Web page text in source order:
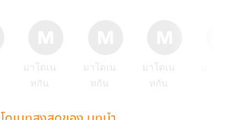
มาโดเน
ทกัน
มาโดเน
ทกัน
มาโดเน
ทกัน